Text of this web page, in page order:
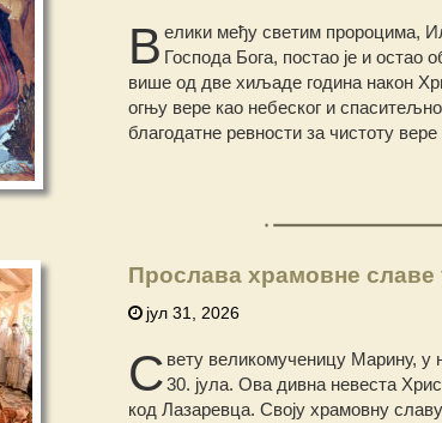
В елики међу светим пророцима,
Господа Бога, постао је и остао
више од две хиљаде година након
огњу вере као небеског и
благодатне ревности за чистоту
Прослава храмовне
јул 31, 2026
С вету великомученицу Марину,
30. јула. Ова дивна невеста
код Лазаревца. Своју храмовну